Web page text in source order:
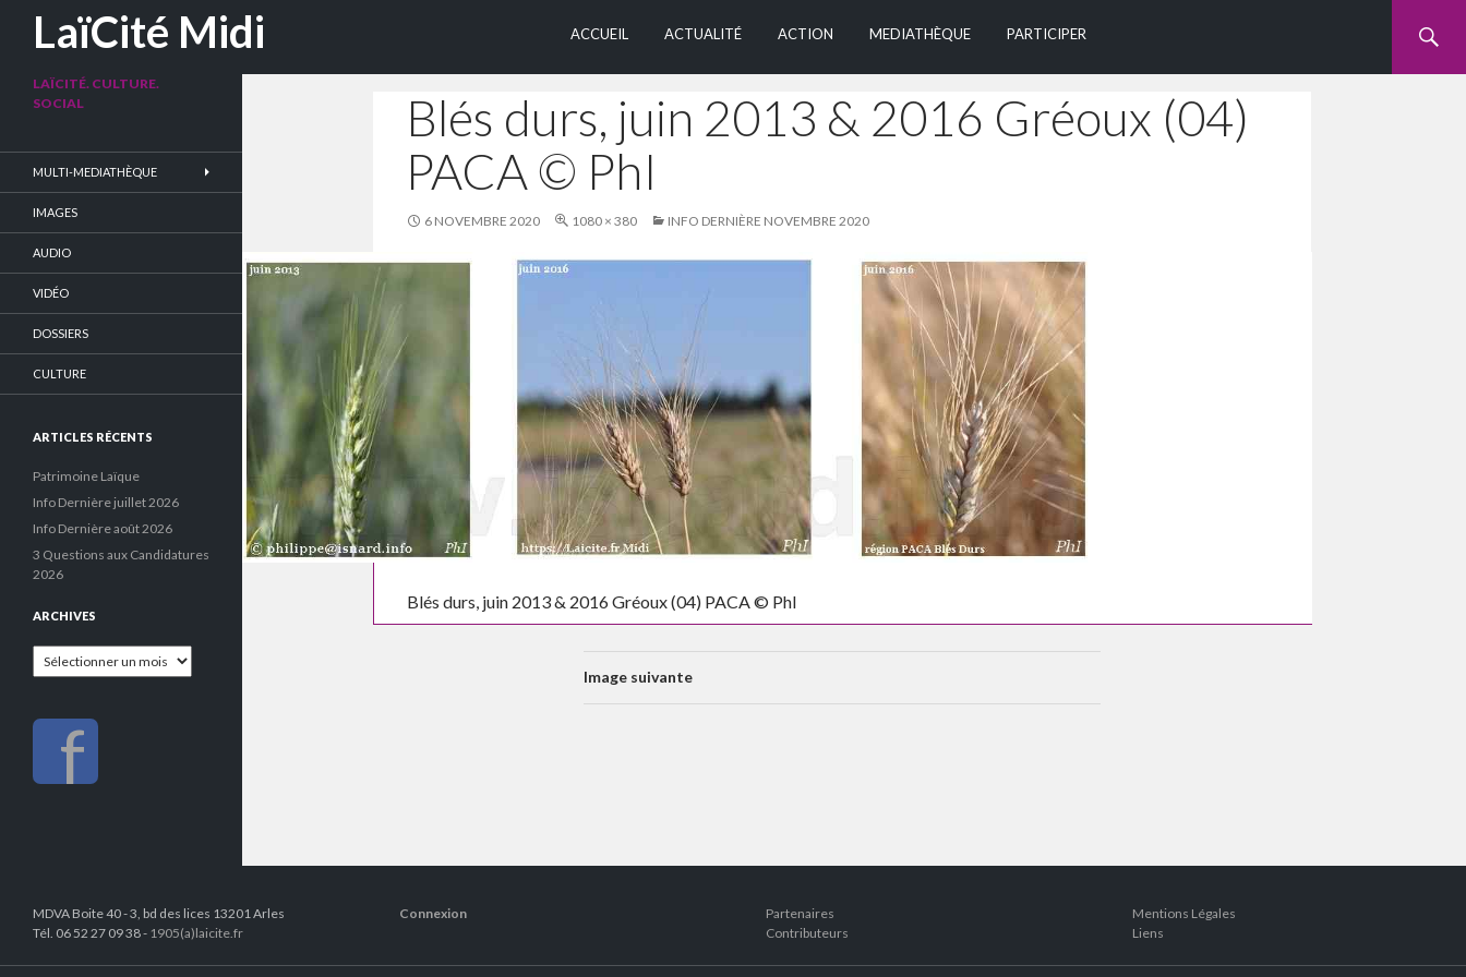
LaïCité Midi
Recherche
ACCUEIL
ACTUALITÉ ACTION MEDIATHÈQUE PARTICIPER
Blés durs, juin 2013 & 2016 Gréoux (04)
PACA © PhI
6 NOVEMBRE 2020 1080 × 380 INFO DERNIÈRE NOVEMBRE 2020
Blés durs, juin 2013 & 2016 Gréoux (04) PACA © PhI
Image suivante
LAÏCITÉ. CULTURE.
SOCIAL
MULTI-MEDIATHÈQUE
IMAGES
AUDIO
VIDÉO
DOSSIERS
CULTURE
ARTICLES RÉCENTS
Patrimoine Laïque
Info Dernière juillet 2026
Info Dernière août 2026
3 Questions aux Candidatures
2026
ARCHIVES
Archives
f
MDVA Boite 40 - 3, bd des lices 13201 Arles
Tél. 06 52 27 09 38 - 1905(a)laicite.fr
Connexion
Partenaires
Contributeurs
Mentions Légales
Liens